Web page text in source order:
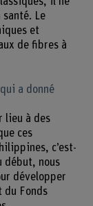
Le
et
de fibres à
a donné
lieu à des
ces
c’est-
début, nous
développer
du Fonds